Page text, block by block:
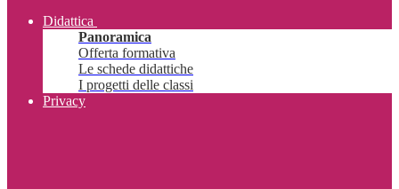
Didattica
Panoramica
Offerta formativa
Le schede didattiche
I progetti delle classi
Privacy